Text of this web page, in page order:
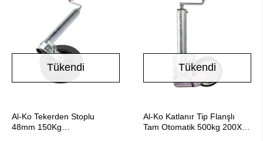
Tükendi
Al-Ko Tekerden Stoplu
48mm 150Kg
Tükendi
Al-Ko Katlanır Tip Flanşlı
Tam Otomatik 500kg 200X50